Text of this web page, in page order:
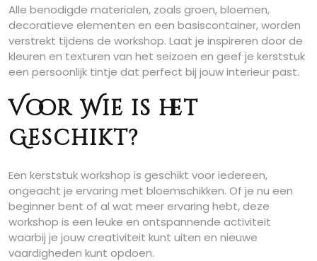
Alle benodigde materialen, zoals groen, bloemen,
decoratieve elementen en een basiscontainer, worden
verstrekt tijdens de workshop. Laat je inspireren door de
kleuren en texturen van het seizoen en geef je kerststuk
een persoonlijk tintje dat perfect bij jouw interieur past.
Voor Wie is het
Geschikt?
Een kerststuk workshop is geschikt voor iedereen,
ongeacht je ervaring met bloemschikken. Of je nu een
beginner bent of al wat meer ervaring hebt, deze
workshop is een leuke en ontspannende activiteit
waarbij je jouw creativiteit kunt uiten en nieuwe
vaardigheden kunt opdoen.